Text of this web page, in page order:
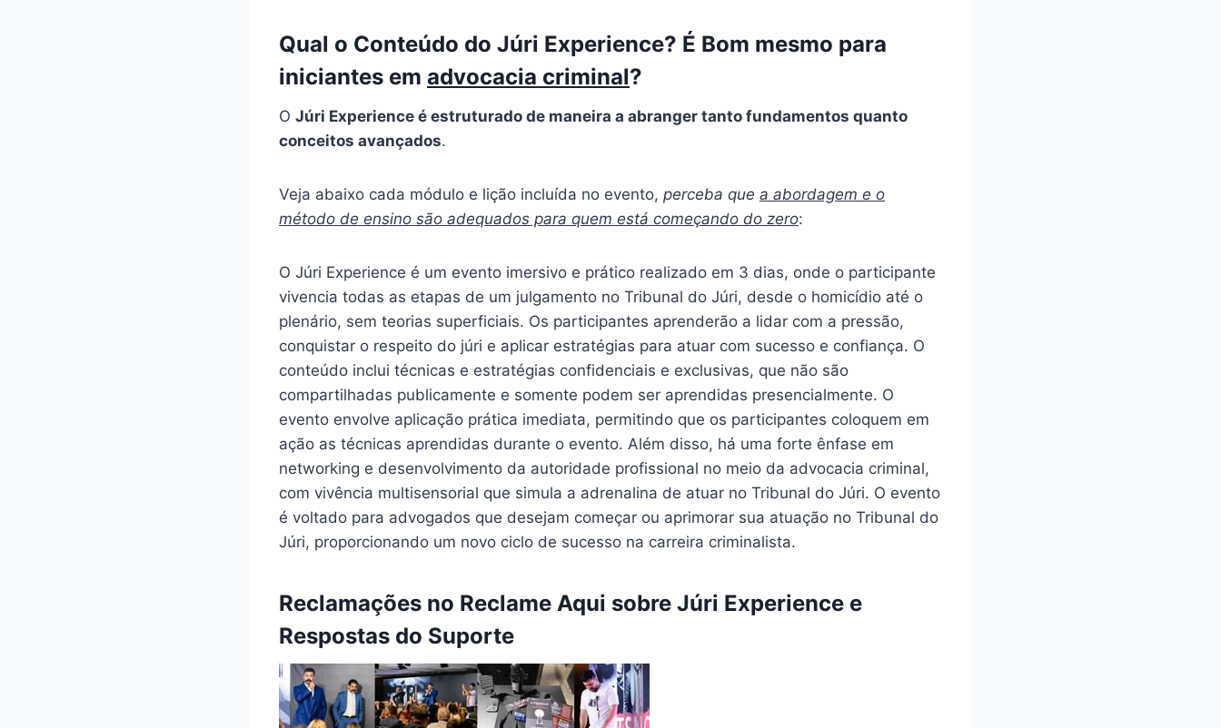
Qual o Conteúdo do Júri Experience? É Bom mesmo para
iniciantes em advocacia criminal?
O Júri Experience é estruturado de maneira a abranger tanto fundamentos quanto
conceitos avançados.
Veja abaixo cada módulo e lição incluída no evento, perceba que a abordagem e o
método de ensino são adequados para quem está começando do zero:
O Júri Experience é um evento imersivo e prático realizado em 3 dias, onde o participante
vivencia todas as etapas de um julgamento no Tribunal do Júri, desde o homicídio até o
plenário, sem teorias superficiais. Os participantes aprenderão a lidar com a pressão,
conquistar o respeito do júri e aplicar estratégias para atuar com sucesso e confiança. O
conteúdo inclui técnicas e estratégias confidenciais e exclusivas, que não são
compartilhadas publicamente e somente podem ser aprendidas presencialmente. O
evento envolve aplicação prática imediata, permitindo que os participantes coloquem em
ação as técnicas aprendidas durante o evento. Além disso, há uma forte ênfase em
networking e desenvolvimento da autoridade profissional no meio da advocacia criminal,
com vivência multisensorial que simula a adrenalina de atuar no Tribunal do Júri. O evento
é voltado para advogados que desejam começar ou aprimorar sua atuação no Tribunal do
Júri, proporcionando um novo ciclo de sucesso na carreira criminalista.
Reclamações no Reclame Aqui sobre Júri Experience e
Respostas do Suporte